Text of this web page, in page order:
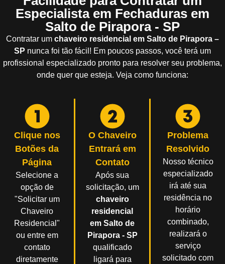
Especialista em Fechaduras em
Salto de Pirapora - SP
Contratar um chaveiro residencial em Salto de Pirapora –
SP nunca foi tão fácil! Em poucos passos, você terá um
profissional especializado pronto para resolver seu problema,
onde quer que esteja. Veja como funciona:
Clique nos
Botões da
Página
Selecione a
opção de
"Solicitar um
Chaveiro
Residencial"
ou entre em
contato
diretamente
O Chaveiro
Entrará em
Contato
Após sua
solicitação, um
chaveiro
residencial
em Salto de
Pirapora - SP
qualificado
ligará para
Problema
Resolvido
Nosso técnico
especializado
irá até sua
residência no
horário
combinado,
realizará o
serviço
solicitado com